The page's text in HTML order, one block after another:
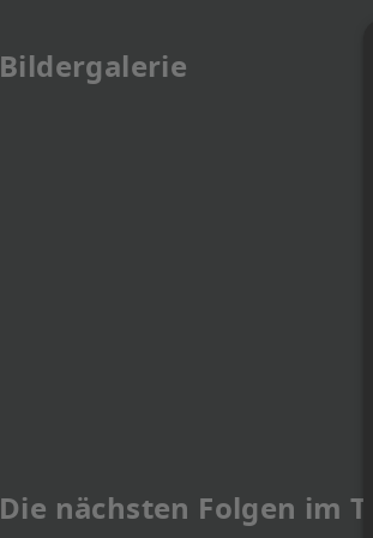
Bildergalerie
Die nächsten Folgen im